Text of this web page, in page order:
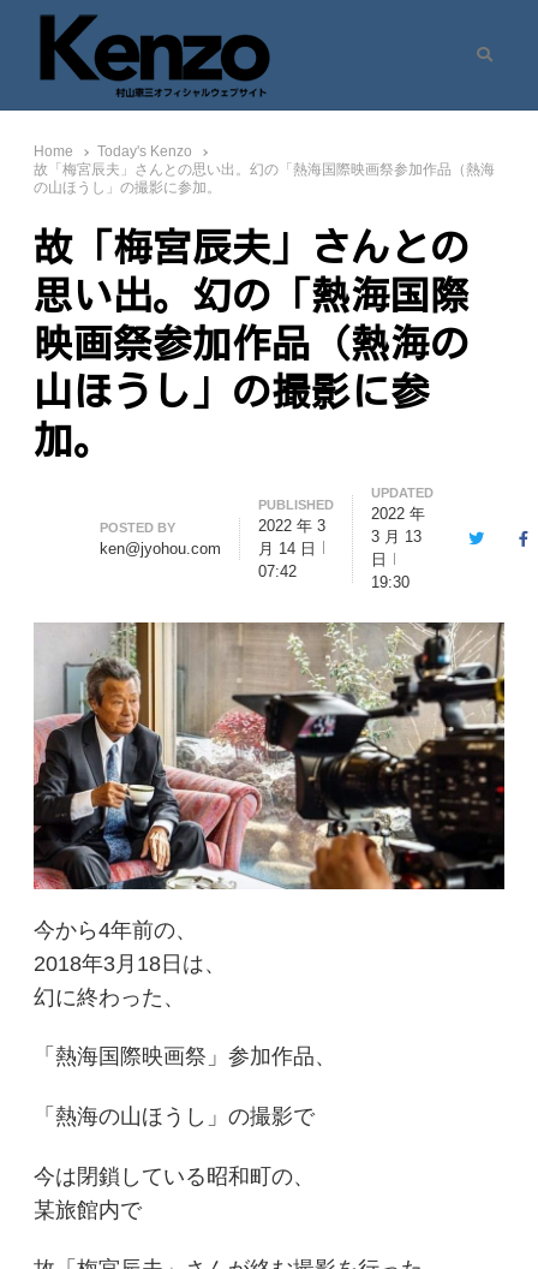
七転八起 – 村山憲三 Official Site
村山憲三ウェブサイト
Home
Today's Kenzo
故「梅宮辰夫」さんとの思い出。幻の「熱海国際映画祭参加作品（熱海
の山ほうし」の撮影に参加。
故「梅宮辰夫」さんとの
思い出。幻の「熱海国際
映画祭参加作品（熱海の
山ほうし」の撮影に参
加。
Author
POSTED BY
ken@jyohou.com
PUBLISHED
2022 年 3
月 14 日
07:42
UPDATED
2022 年
3 月 13
日
19:30
Twitter
今から4年前の、
2018年3月18日は、
幻に終わった、
「熱海国際映画祭」参加作品、
「熱海の山ほうし」の撮影で
今は閉鎖している昭和町の、
某旅館内で